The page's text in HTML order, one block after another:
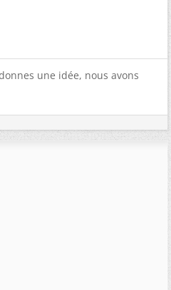
une idée, nous avons